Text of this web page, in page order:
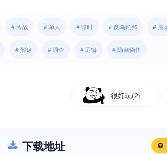
# 冷战 # 单人 # 即时 # 反乌托邦 # 后
# 解谜 # 调查 # 逻辑 # 隐藏物体
很好玩(2)
下载地址